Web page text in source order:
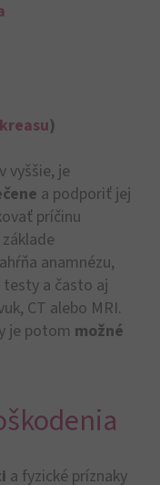
)
vyššie, je
a podporiť jej
príčinu
anamnézu,
a často aj
CT alebo MRI.
je potom možné
a fyzické príznaky